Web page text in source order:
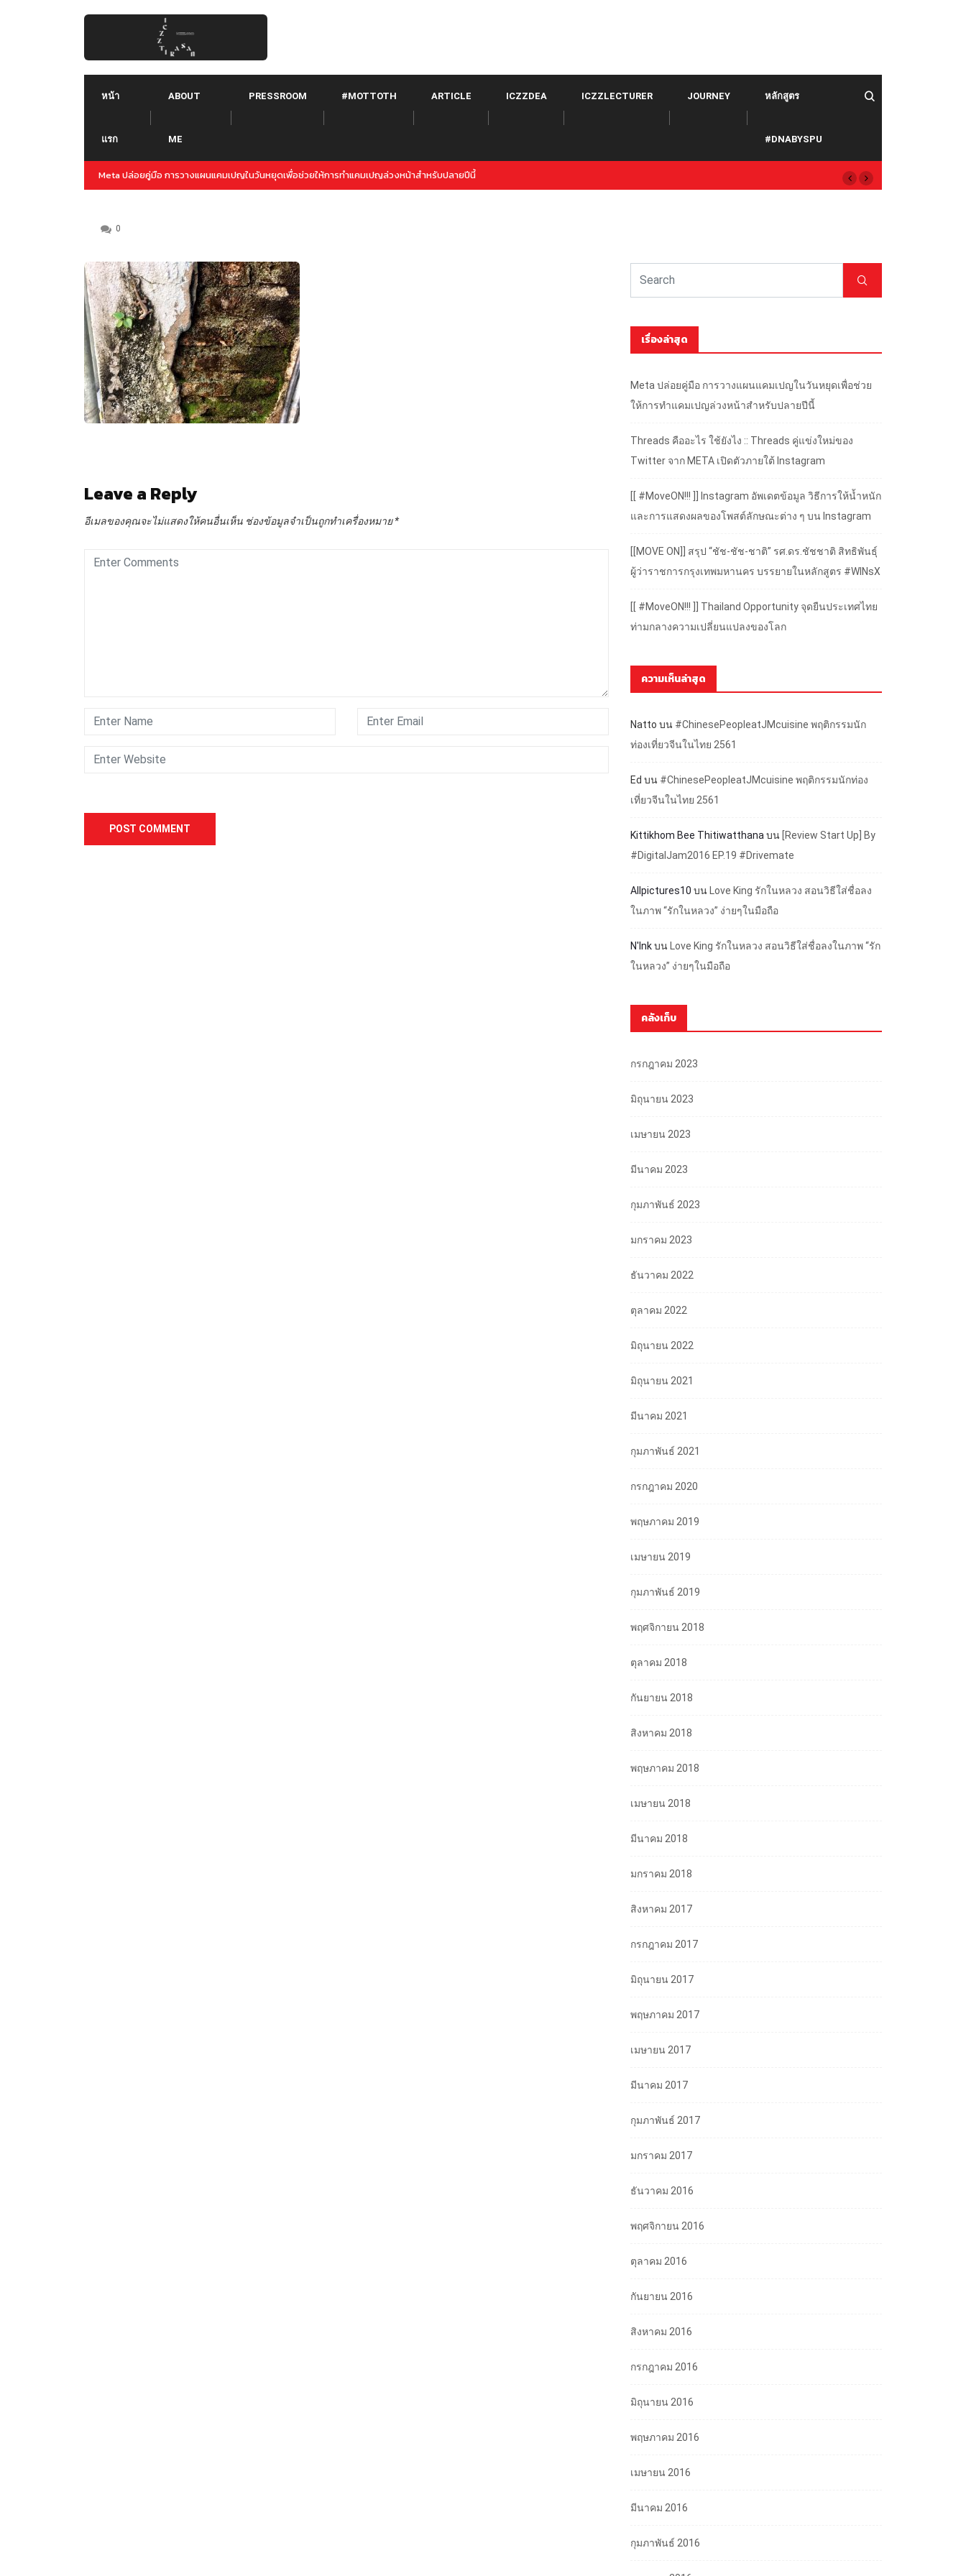
หน้า
แรก
ABOUT
ME
PRESSROOM #MOTTOTH ARTICLE ICZZDEA ICZZLECTURER JOURNEY หลักสูตร
#DNABYSPU
รทำแคมเปญล่วงหน้าสำหรับปลายปีนี้Threads คืออะไร ใช้ยังไง :: Threads คู่แข่งใหม่ของ Twitter จาก META เปิดตัวภายใต้
Instagram
0
Leave a Reply
อีเมลของคุณจะไม่แสดงให้คนอื่นเห็น ช่องข้อมูลจำเป็นถูกทำเครื่องหมาย*
เรื่องล่าสุด
Meta ปล่อยคู่มือ การวางแผนแคมเปญในวันหยุดเพื่อช่วย
ให้การทำแคมเปญล่วงหน้าสำหรับปลายปีนี้
Threads คืออะไร ใช้ยังไง :: Threads คู่แข่งใหม่ของ
Twitter จาก META เปิดตัวภายใต้ Instagram
[[ #MoveON!!! ]] Instagram อัพเดตข้อมูล วิธีการให้น้ำหนัก
และการแสดงผลของโพสต์ลักษณะต่าง ๆ บน Instagram
[[MOVE ON]] สรุป “ชัช-ชัช-ชาติ” รศ.ดร.ชัชชาติ สิทธิพันธุ์
ผู้ว่าราชการกรุงเทพมหานคร บรรยายในหลักสูตร #WINsX
[[ #MoveON!!! ]] Thailand Opportunity จุดยืนประเทศไทย
ท่ามกลางความเปลี่ยนแปลงของโลก
ความเห็นล่าสุด
Natto บน #ChinesePeopleatJMcuisine พฤติกรรมนัก
ท่องเที่ยวจีนในไทย 2561
Ed บน #ChinesePeopleatJMcuisine พฤติกรรมนักท่อง
เที่ยวจีนในไทย 2561
Kittikhom Bee Thitiwatthana บน [Review Start Up] By
#DigitalJam2016 EP.19 #Drivemate
Allpictures10 บนLove King รักในหลวง สอนวิธีใส่ชื่อลง
ในภาพ “รักในหลวง” ง่ายๆในมือถือ
N'InkบนLove King รักในหลวง สอนวิธีใส่ชื่อลงในภาพ “รัก
ในหลวง” ง่ายๆในมือถือ
คลังเก็บ
กรกฎาคม 2023
มิถุนายน 2023
เมษายน 2023
มีนาคม 2023
กุมภาพันธ์ 2023
มกราคม 2023
ธันวาคม 2022
ตุลาคม 2022
มิถุนายน 2022
มิถุนายน 2021
มีนาคม 2021
กุมภาพันธ์ 2021
กรกฎาคม 2020
พฤษภาคม 2019
เมษายน 2019
กุมภาพันธ์ 2019
พฤศจิกายน 2018
ตุลาคม 2018
กันยายน 2018
สิงหาคม 2018
พฤษภาคม 2018
เมษายน 2018
มีนาคม 2018
มกราคม 2018
สิงหาคม 2017
กรกฎาคม 2017
มิถุนายน 2017
พฤษภาคม 2017
เมษายน 2017
มีนาคม 2017
กุมภาพันธ์ 2017
มกราคม 2017
ธันวาคม 2016
พฤศจิกายน 2016
ตุลาคม 2016
กันยายน 2016
สิงหาคม 2016
กรกฎาคม 2016
มิถุนายน 2016
พฤษภาคม 2016
เมษายน 2016
มีนาคม 2016
กุมภาพันธ์ 2016